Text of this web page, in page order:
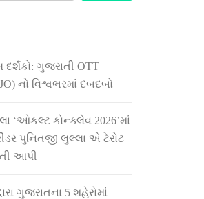
ગુજરાતી OTT
નો વિશ્વભરમાં દબદબો
‘ઓકલ્ટ કોન્ક્લેવ 2026’માં
પુનિતજી લુલ્લા એ ટેરોટ
આપી
ગુજરાતના 5 શહેરોમાં